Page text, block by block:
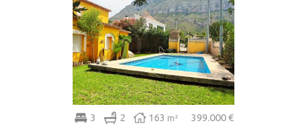
3 2 163 m² 399.000 €